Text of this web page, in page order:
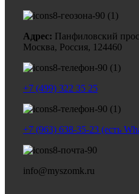
Адрес: Панфиловский
Москва, Россия, 124460
+7 (499) 322 35 25
+7 (963) 638-35-23 (есть
info@myszomk.ru